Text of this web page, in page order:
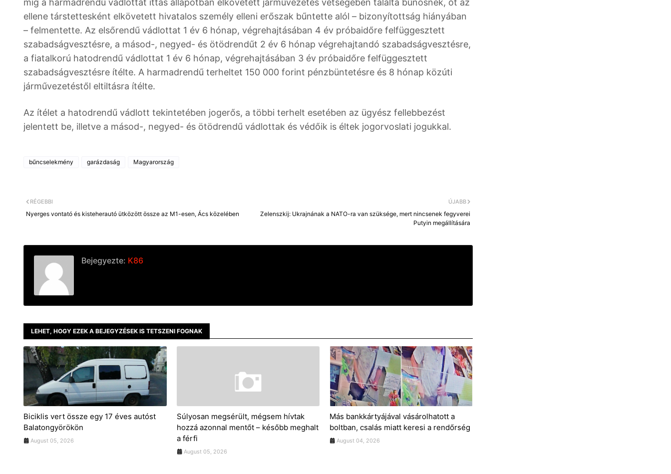
míg a harmadrendű vádlottat ittas állapotban elkövetett járművezetés vétségében találta bűnösnek, őt az
ellene társtettesként elkövetett hivatalos személy elleni erőszak bűntette alól – bizonyítottság hiányában
– felmentette. Az elsőrendű vádlottat 1 év 6 hónap, végrehajtásában 4 év próbaidőre felfüggesztett
szabadságvesztésre, a másod-, negyed- és ötödrendűt 2 év 6 hónap végrehajtandó szabadságvesztésre,
a fiatalkorú hatodrendű vádlottat 1 év 6 hónap, végrehajtásában 3 év próbaidőre felfüggesztett
szabadságvesztésre ítélte. A harmadrendű terheltet 150 000 forint pénzbüntetésre és 8 hónap közúti
járművezetéstől eltiltásra ítélte.
Az ítélet a hatodrendű vádlott tekintetében jogerős, a többi terhelt esetében az ügyész fellebbezést
jelentett be, illetve a másod-, negyed- és ötödrendű vádlottak és védőik is éltek jogorvoslati jogukkal.
bűncselekmény garázdaság Magyarország
ÚJABB
Zelenszkij: Ukrajnának a NATO-ra van szüksége, mert nincsenek fegyverei
Putyin megállítására
RÉGEBBI
Nyerges vontató és kisteherautó ütközött össze az M1-esen, Ács közelében
Bejegyezte: K86
LEHET, HOGY EZEK A BEJEGYZÉSEK IS TETSZENI FOGNAK
Biciklis vert össze egy 17 éves autóst
Balatongyörökön
August 05, 2026
Súlyosan megsérült, mégsem hívtak
hozzá azonnal mentőt – később meghalt
a férfi
August 05, 2026
Más bankkártyájával vásárolhatott a
boltban, csalás miatt keresi a rendőrség
August 04, 2026